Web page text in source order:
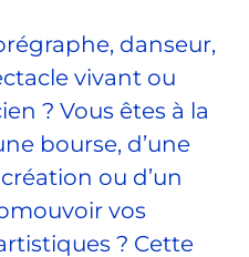
danseur,
vivant ou
? Vous êtes à la
bourse, d’une
ou d’un
vos
? Cette